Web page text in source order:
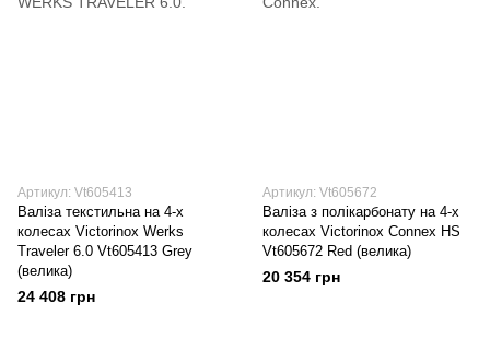
Артикул: Vt605413
Валіза текстильна на 4-х
колесах Victorinox Werks
Traveler 6.0 Vt605413 Grey
(велика)
24 408 грн
Артикул: Vt605672
Валіза з полікарбонату на 4-х
колесах Victorinox Connex HS
Vt605672 Red (велика)
20 354 грн